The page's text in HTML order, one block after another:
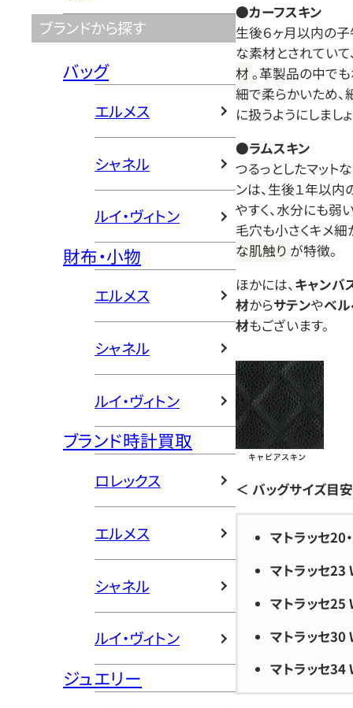
ブランドから探す
バッグ
エルメス
シャネル
ルイ・ヴィトン
財布・小物
エルメス
シャネル
ルイ・ヴィトン
ブランド時計買取
ロレックス
エルメス
シャネル
ルイ・ヴィトン
ジュエリー
●カーフスキン
生後６ヶ月以内の
な素材とされていて
材 。革製品の中で
細で柔らかいため、
に扱うようにしましょ
●ラムスキン
つるっとしたマット
ンは、生後１年以内
やすく、水分にも弱
毛穴も小さくキメ細
な肌触り が特徴。
ほかには、 キャンバ
材からサテンやベル
材もございます。
＜ バッグサイズ目
マトラッセ
マトラッセ
マトラッセ
マトラッセ
マトラッセ